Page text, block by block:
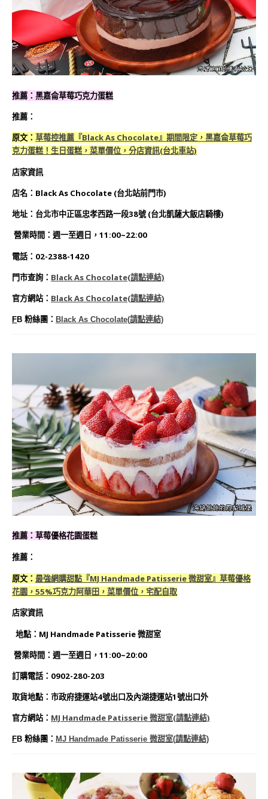
推薦：黑嘉侖草莓巧克力蛋糕
推薦：
原文： 草莓控推薦『Black As Chocolate』期間限定，黑嘉侖草莓巧
克力蛋糕！生日蛋糕，菜單價位，分店資訊(台北車站)
店家資訊
店名：Black As Chocolate (台北站前門市)
地址：台北市中正區忠孝西路一段38號 (台北凱薩大飯店騎樓)
營業時間：週一至週日，11:00~22:00
電話：02-2388-1420
門市查詢： Black As Chocolate(請點連結)
官方網站： Black As Chocolate(請點連結)
FB 粉絲團： Black As Chocolate(請點連結)
推薦：草莓優格花園蛋糕
推薦：
原文： 最強網購甜點『MJ Handmade Patisserie 微甜室』草莓優格
花園，55%巧克力阿華田，菜單價位，宅配自取
店家資訊
地點：MJ Handmade Patisserie 微甜室
營業時間：週一至週日，11:00~20:00
訂購電話：0902-280-203
取貨地點：市政府捷運站4號出口及內湖捷運站1號出口外
官方網站： MJ Handmade Patisserie 微甜室(請點連結)
FB 粉絲團： MJ Handmade Patisserie 微甜室(請點連結)